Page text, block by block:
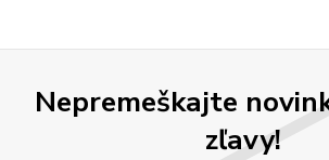
Nepremeškajte
zľavy!